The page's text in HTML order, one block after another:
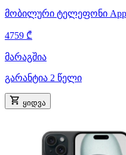
მობილური ტელეფონი Apple
4759 ₾
მარაგშია
გარანტია 2 წელი
ყიდვა